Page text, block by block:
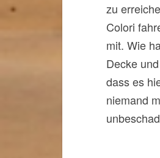
zu
Colori
mit. Wie
Decke
dass es
niemand